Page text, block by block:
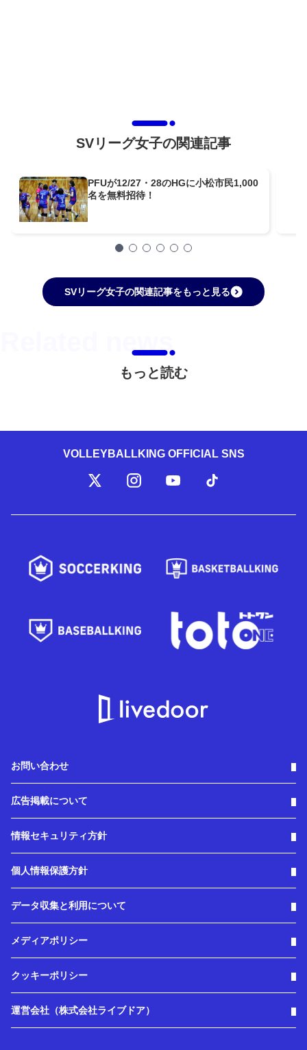
SVリーグ女子の関連記事
PFUが12/27・28のHGに小松市民1,000
名を無料招待！
SVリーグ女子の関連記事をもっと見る
もっと読む
VOLLEYBALLKING OFFICIAL SNS
お問い合わせ
広告掲載について
情報セキュリティ方針
個人情報保護方針
データ収集と利用について
メディアポリシー
クッキーポリシー
運営会社（株式会社ライブドア）